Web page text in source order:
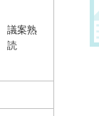
議案熟
読